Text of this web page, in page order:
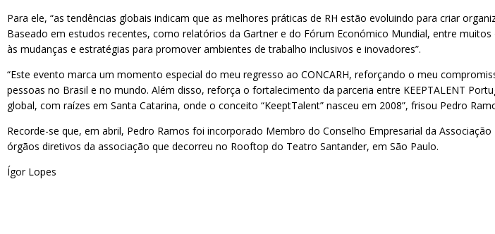
Para ele, “as tendências globais indicam que as melhores práticas de RH estão evoluindo para criar
Baseado em estudos recentes, como relatórios da Gartner e do Fórum Económico Mundial, entre
às mudanças e estratégias para promover ambientes de trabalho inclusivos e inovadores”.
“Este evento marca um momento especial do meu regresso ao CONCARH, reforçando o meu
pessoas no Brasil e no mundo. Além disso, reforça o fortalecimento da parceria entre KEEPTALENT
global, com raízes em Santa Catarina, onde o conceito “KeeptTalent” nasceu em 2008”, frisou Pedro
Recorde-se que, em abril, Pedro Ramos foi incorporado Membro do Conselho Empresarial da
órgãos diretivos da associação que decorreu no Rooftop do Teatro Santander, em São Paulo.
Ígor Lopes